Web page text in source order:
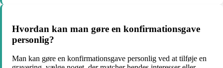
Hvordan kan man gøre en konfirmationsgave
personlig?
Man kan gøre en konfirmationsgave personlig ved at tilføje en